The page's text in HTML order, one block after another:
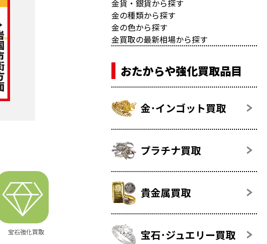
宝石強化買取
金貨・銀貨から探す
金の種類から探す
金の色から探す
金買取の最新相場から探す
おたからや強化買取品目
金･インゴット買取
プラチナ買取
貴金属買取
宝石･ジュエリー買取